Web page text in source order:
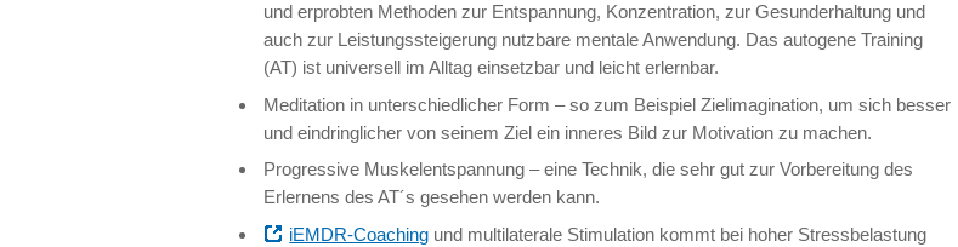
und erprobten Methoden zur Entspannung, Konzentration, zur Gesunderhaltung und
auch zur Leistungssteigerung nutzbare mentale Anwendung. Das autogene Training
(AT) ist universell im Alltag einsetzbar und leicht erlernbar.
Meditation in unterschiedlicher Form – so zum Beispiel Zielimagination, um sich besser
und eindringlicher von seinem Ziel ein inneres Bild zur Motivation zu machen.
Progressive Muskelentspannung – eine Technik, die sehr gut zur Vorbereitung des
Erlernens des AT´s gesehen werden kann.
iEMDR-Coaching und multilaterale Stimulation kommt bei hoher Stressbelastung